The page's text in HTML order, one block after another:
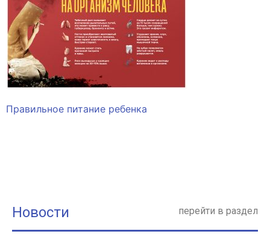
Правильное питание ребенка
Новости перейти в раздел